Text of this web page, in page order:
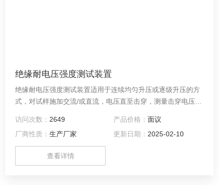
绝缘耐电压强度测试装置
绝缘耐电压强度测试装置适用于连续均匀升压或逐级升压的方
式，对试样施加交流/或直流，电压直至击穿，测量击穿电压
定值，保持一定的时间试样不击穿，定此时规定值为试样的耐
电压值。
访问次数： 2649 产品价格： 面议
厂商性质：生产厂家 更新日期： 2025-02-10
查看详情